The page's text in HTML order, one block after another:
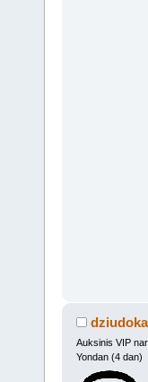
dziudoka
Auksinis VIP
Yondan (4 dan)